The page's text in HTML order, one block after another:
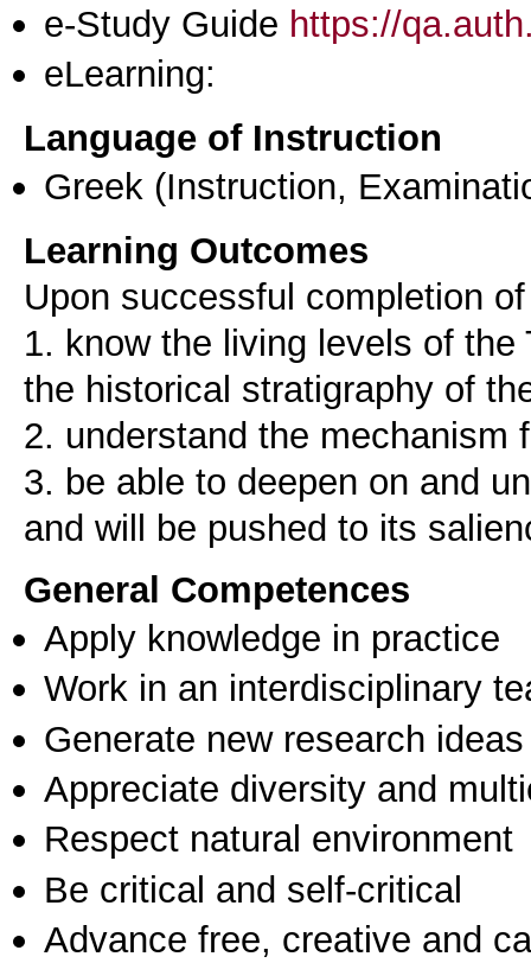
e-Study Guide https://
eLearning:
Language of Instruction
Greek (Instruction,
Learning Outcomes
Upon successful completion
1. know the living levels of
the historical stratigraphy of
2. understand the mechanism
3. be able to deepen on and
General Competences
Apply knowledge in practice
Work in an interdisciplinary
Generate new research ideas
Appreciate diversity and
Respect natural environment
Be critical and self-critical
Advance free, creative and